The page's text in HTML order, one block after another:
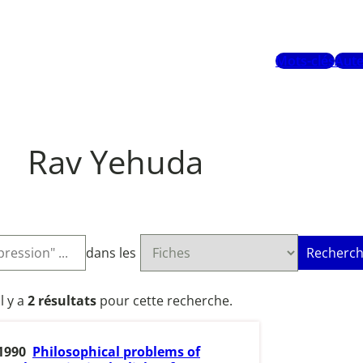
Mots-clés
Rav Yehuda
dans les
y a 2 résultats pour cette recherche.
Philosophical problems of